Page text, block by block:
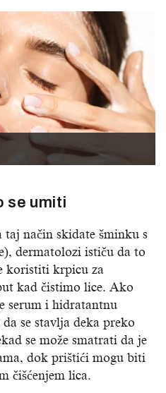
se umiti
taj način skidate šminku s
dermatolozi ističu da to
koristiti krpicu za
kad čistimo lice. Ako
serum i hidratantnu
se stavlja deka preko
se može smatrati da je
dok prištići mogu biti
čišćenjem lica.